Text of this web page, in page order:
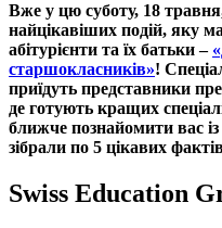
Вже у цю суботу, 18
найцікавіших подій, яку
абітурієнти та їх батьки –
старшокласників»!
приїдуть представники
де готують кращих
ближче познайомити вас
зібрали по 5 цікавих
Swiss Education